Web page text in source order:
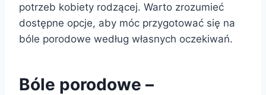
potrzeb kobiety rodzącej. Warto zrozumieć
dostępne opcje, aby móc przygotować się na
bóle porodowe według własnych oczekiwań.
Bóle porodowe –